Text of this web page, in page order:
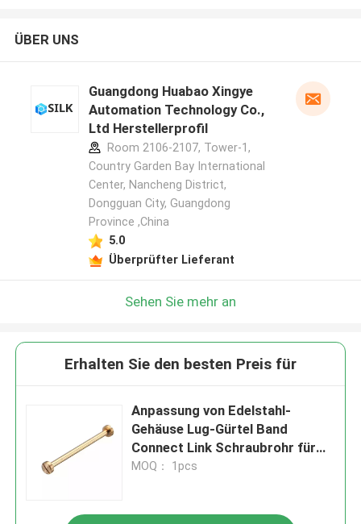
ÜBER UNS
Guangdong Huabao Xingye
Automation Technology Co.,
Ltd Herstellerprofil
Room 2106-2107, Tower-1,
Country Garden Bay International
Center, Nancheng District,
Dongguan City, Guangdong
Province ,China
5.0
Überprüfter Lieferant
Sehen Sie mehr an
Erhalten Sie den besten Preis für
Anpassung von Edelstahl-
Gehäuse Lug-Gürtel Band
Connect Link Schraubrohr für
Uhr
MOQ： 1pcs